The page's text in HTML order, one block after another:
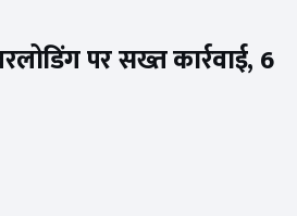
पर सख्त कार्रवाई, 6